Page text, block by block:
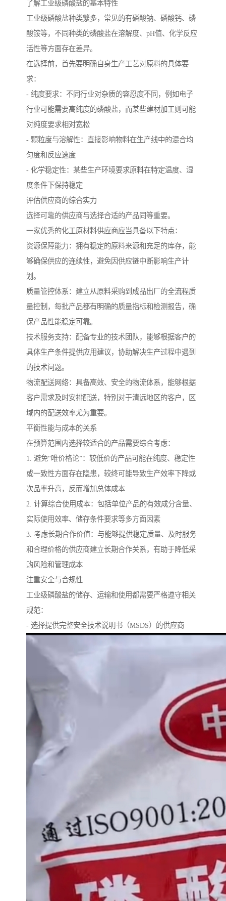
了解工业级磷酸盐的基本特性
工业级磷酸盐种类繁多，常见的有磷酸钠、磷酸钙、磷
酸铵等，不同种类的磷酸盐在溶解度、pH值、化学反应
活性等方面存在差异。
在选择前，首先要明确自身生产工艺对原料的具体要
求：
- 纯度要求：不同行业对杂质的容忍度不同，例如电子
行业可能需要高纯度的磷酸盐，而某些建材加工则可能
对纯度要求相对宽松
- 颗粒度与溶解性：直接影响物料在生产线中的混合均
匀度和反应速度
- 化学稳定性：某些生产环境要求原料在特定温度、湿
度条件下保持稳定
评估供应商的综合实力
选择可靠的供应商与选择合适的产品同等重要。
一家优秀的化工原材料供应商应当具备以下特点：
资源保障能力：拥有稳定的原料来源和充足的库存，能
够确保供应的连续性，避免因供应链中断影响生产计
划。
质量管控体系：建立从原料采购到成品出厂的全流程质
量控制，每批产品都有明确的质量指标和检测报告，确
保产品性能稳定可靠。
技术服务支持：配备专业的技术团队，能够根据客户的
具体生产条件提供应用建议，协助解决生产过程中遇到
的技术问题。
物流配送网络：具备高效、安全的物流体系，能够根据
客户需求及时安排配送，特别对于清远地区的客户，区
域内的配送效率尤为重要。
平衡性能与成本的关系
在预算范围内选择较适合的产品需要综合考虑：
1. 避免“唯价格论”：较低价的产品可能在纯度、稳定性
或一致性方面存在隐患，较终可能导致生产效率下降或
次品率升高，反而增加总体成本
2. 计算综合使用成本：包括单位产品的有效成分含量、
实际使用效率、储存条件要求等多方面因素
3. 考虑长期合作价值：与能够提供稳定质量、及时服务
和合理价格的供应商建立长期合作关系，有助于降低采
购风险和管理成本
注重安全与合规性
工业级磷酸盐的储存、运输和使用都需要严格遵守相关
规范：
- 选择提供完整安全技术说明书（MSDS）的供应商